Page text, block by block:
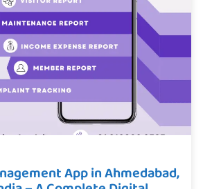
App in Ahmedabad,